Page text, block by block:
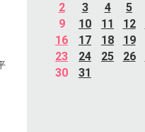
2
3 4 5
9
10 11 12
16
17 18 19
23
24 25 26
30
31